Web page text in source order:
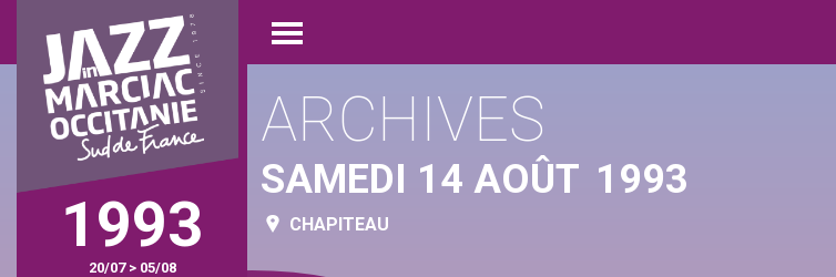
contenu
principal
Open
menu
1993
20/07 > 05/08
ARCHIVES
SAMEDI 14 AOÛT 1993
CHAPITEAU
Panneau de gestion des cookies